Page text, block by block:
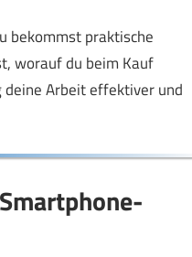
bekommst praktische
worauf du beim Kauf
deine Arbeit effektiver und